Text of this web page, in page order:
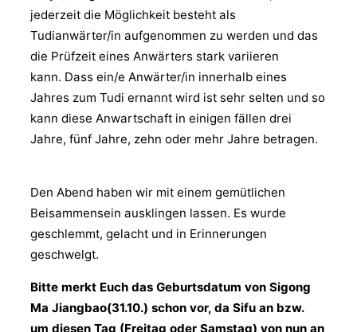
jederzeit die Möglichkeit besteht als
Tudianwärter/in aufgenommen zu werden und das
die Prüfzeit eines Anwärters stark variieren
kann. Dass ein/e Anwärter/in innerhalb eines
Jahres zum Tudi ernannt wird ist sehr selten und so
kann diese Anwartschaft in einigen fällen drei
Jahre, fünf Jahre, zehn oder mehr Jahre betragen.
Den Abend haben wir mit einem gemütlichen
Beisammensein ausklingen lassen. Es wurde
geschlemmt, gelacht und in Erinnerungen
geschwelgt.
Bitte merkt Euch das Geburtsdatum von Sigong
Ma Jiangbao(31.10.) schon vor, da Sifu an bzw.
um diesen Tag (Freitag oder Samstag) von nun an